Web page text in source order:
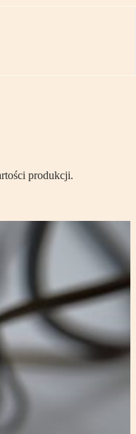
produkcji.